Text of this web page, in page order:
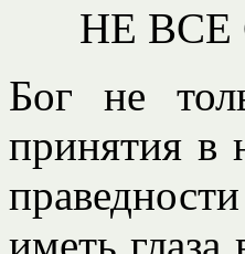
НЕ
Бог не
принятия в